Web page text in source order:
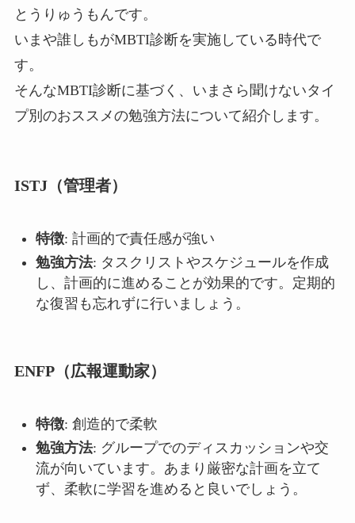
とうりゅうもんです。
いまや誰しもがMBTI診断を実施している時代で
す。
そんなMBTI診断に基づく、いまさら聞けないタイ
プ別のおススメの勉強方法について紹介します。
ISTJ（管理者）
特徴: 計画的で責任感が強い
勉強方法: タスクリストやスケジュールを作成
し、計画的に進めることが効果的です。定期的
な復習も忘れずに行いましょう。
ENFP（広報運動家）
特徴: 創造的で柔軟
勉強方法: グループでのディスカッションや交
流が向いています。あまり厳密な計画を立て
ず、柔軟に学習を進めると良いでしょう。